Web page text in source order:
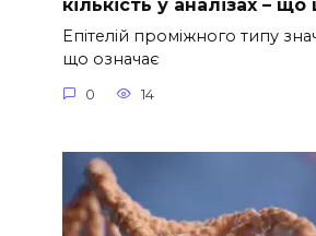
кількість у аналізах – що
Епітелій проміжного типу
що означає
0 14